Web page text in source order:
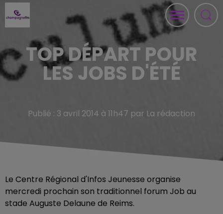
TOP DÉPART POUR
LES JOBS D'ÉTÉ
Publié : 3 avril 2014 à 11h47 par La rédaction
Le Centre Régional d'Infos Jeunesse organise
mercredi prochain son traditionnel forum Job au
stade Auguste Delaune de Reims.